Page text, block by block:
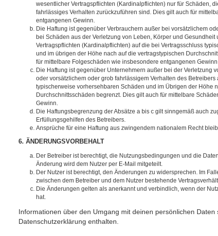
wesentlicher Vertragspflichten (Kardinalpflichten) nur für Schäden,
fahrlässiges Verhalten zurückzuführen sind. Dies gilt auch für
entgangenen Gewinn.
Die Haftung ist gegenüber Verbrauchern außer bei vorsätzlichem
bei Schäden aus der Verletzung von Leben, Körper und
Vertragspflichten (Kardinalpflichten) auf die bei Vertragsschluss
und im übrigen der Höhe nach auf die vertragstypischen
für mittelbare Folgeschäden wie insbesondere entgangenen
Die Haftung ist gegenüber Unternehmern außer bei der Verletzung
oder vorsätzlichem oder grob fahrlässigem Verhalten des Betreibers
typischerweise vorhersehbaren Schäden und im Übrigen der Höhe
Durchschnittsschäden begrenzt. Dies gilt auch für mittelbare
Gewinn.
Die Haftungsbegrenzung der Absätze a bis c gilt sinngemäß auch
Erfüllungsgehilfen des Betreibers.
Ansprüche für eine Haftung aus zwingendem nationalem Recht
6. ÄNDERUNGSVORBEHALT
Der Betreiber ist berechtigt, die Nutzungsbedingungen und die
Änderung wird dem Nutzer per E-Mail mitgeteilt.
Der Nutzer ist berechtigt, den Änderungen zu widersprechen. Im
zwischen dem Betreiber und dem Nutzer bestehende
Die Änderungen gelten als anerkannt und verbindlich, wenn der
hat.
Informationen über den Umgang mit deinen persönlichen Daten
Datenschutzerklärung enthalten.